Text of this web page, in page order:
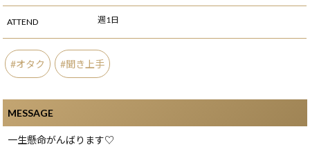
ATTEND 週1日
オタク 聞き上手
MESSAGE
一生懸命がんばります♡